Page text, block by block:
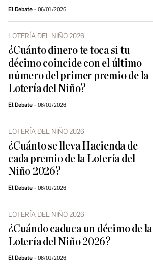
El Debate 06/01/2026
LOTERÍA DEL NIÑO 2026
¿Cuánto dinero te toca si tu
décimo coincide con el último
número del primer premio de la
Lotería del Niño?
El Debate 06/01/2026
LOTERÍA DEL NIÑO 2026
¿Cuánto se lleva Hacienda de
cada premio de la Lotería del
Niño 2026?
El Debate 06/01/2026
LOTERÍA DEL NIÑO 2026
¿Cuándo caduca un décimo de la
Lotería del Niño 2026?
El Debate 06/01/2026